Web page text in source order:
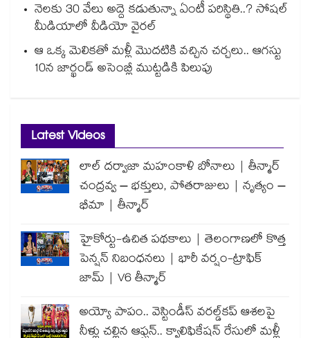
నెలకు 30 వేలు అద్దె కడుతున్నా ఏంటీ పరిస్థితి..? సోషల్
మీడియాలో వీడియో వైరల్
ఆ ఒక్క మెలికతో మళ్లీ మొదటికి వచ్చిన చర్చలు.. ఆగస్టు
10న జార్ఖండ్ అసెంబ్లీ ముట్టడికి పిలుపు
Latest Videos
లాల్ దర్వాజా మహంకాళి బోనాలు | తీన్మార్
చంద్రవ్వ – భక్తులు, పోతరాజులు | నృత్యం –
భీమా | తీన్మార్
హైకోర్టు-ఉచిత పథకాలు | తెలంగాణలో కొత్త
పెన్షన్ నిబంధనలు | భారీ వర్షం-ట్రాఫిక్
జామ్ | V6 తీన్మార్
అయ్యో పాపం.. వెస్టిండీస్ వరల్డ్‌కప్ ఆశలపై
నీళ్లు చల్లిన ఆఫ్ఘన్.. క్వాలిఫికేషన్ రేసులో మళ్లీ